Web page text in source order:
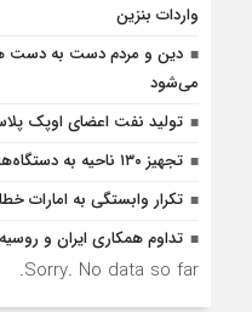
واردات بنزین
دین و مردم دست به‌ دست
می‌شود
تولید نفت اعضای اوپک
تجهیز ۱۳۰ ناحیه به دستگاه‌های صدور آنی کارت سوخت
تکرار وابستگی به امارات
تداوم همکاری ایران و
Sorry. No data so far.